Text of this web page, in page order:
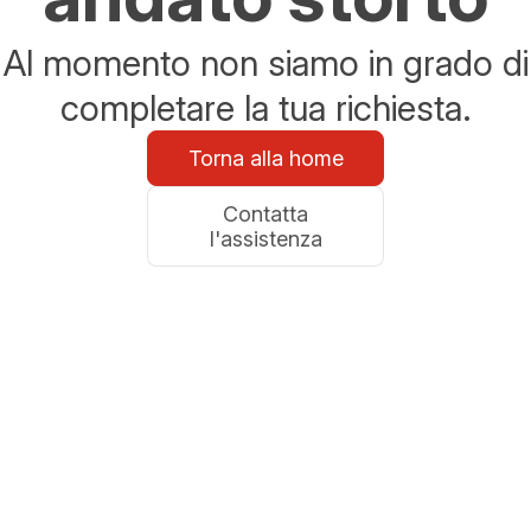
Al momento non siamo in grado di
completare la tua richiesta.
Torna alla home
Contatta
l'assistenza